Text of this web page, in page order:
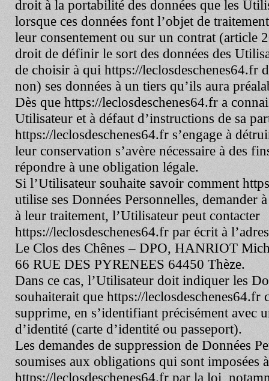
droit à la portabilité des données que les
lorsque ces données font l’objet de
leur consentement ou sur un contrat (article
droit de définir le sort des données des
de choisir à qui https://leclosdeschenes64.fr
non) ses données à un tiers qu’ils aura
Dès que https://leclosdeschenes64.fr a
Utilisateur et à défaut d’instructions de sa
https://leclosdeschenes64.fr s’engage à
leur conservation s’avère nécessaire à des
répondre à une obligation légale.
Si l’Utilisateur souhaite savoir comment
utilise ses Données Personnelles, demander
à leur traitement, l’Utilisateur peut contacter
https://leclosdeschenes64.fr par écrit à
Le Clos des Chênes – DPO, HANRIOT
66 RUE DES PYRENEES 64450 Thèze.
Dans ce cas, l’Utilisateur doit indiquer les
souhaiterait que https://leclosdeschenes64.fr
supprime, en s’identifiant précisément avec
d’identité (carte d’identité ou passeport).
Les demandes de suppression de Données
soumises aux obligations qui sont imposées à
https://leclosdeschenes64.fr par la loi,